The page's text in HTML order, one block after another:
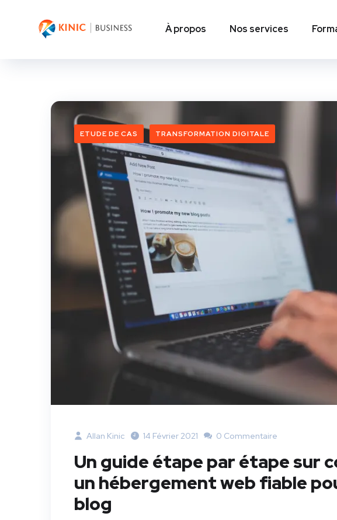
À propos Nos services
ETUDE DE CAS TRANSFORMATION DIGITALE
Allan Kinic 14 Février 2021 0 Commentaire
Un guide étape par étape sur
un hébergement web fiable
blog